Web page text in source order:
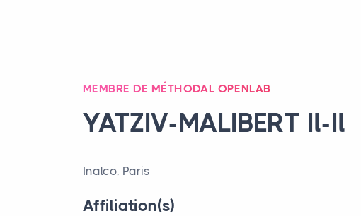
MEMBRE DE MÉTHODAL OPENLAB
YATZIV-MALIBERT Il-Il
Inalco, Paris
Affiliation(s)